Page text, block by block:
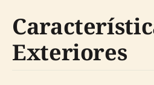
Exteriores